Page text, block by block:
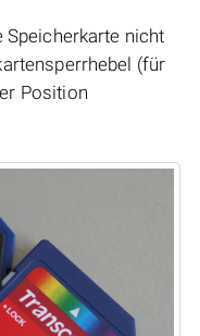
Speicherkarte nicht
(für
Position